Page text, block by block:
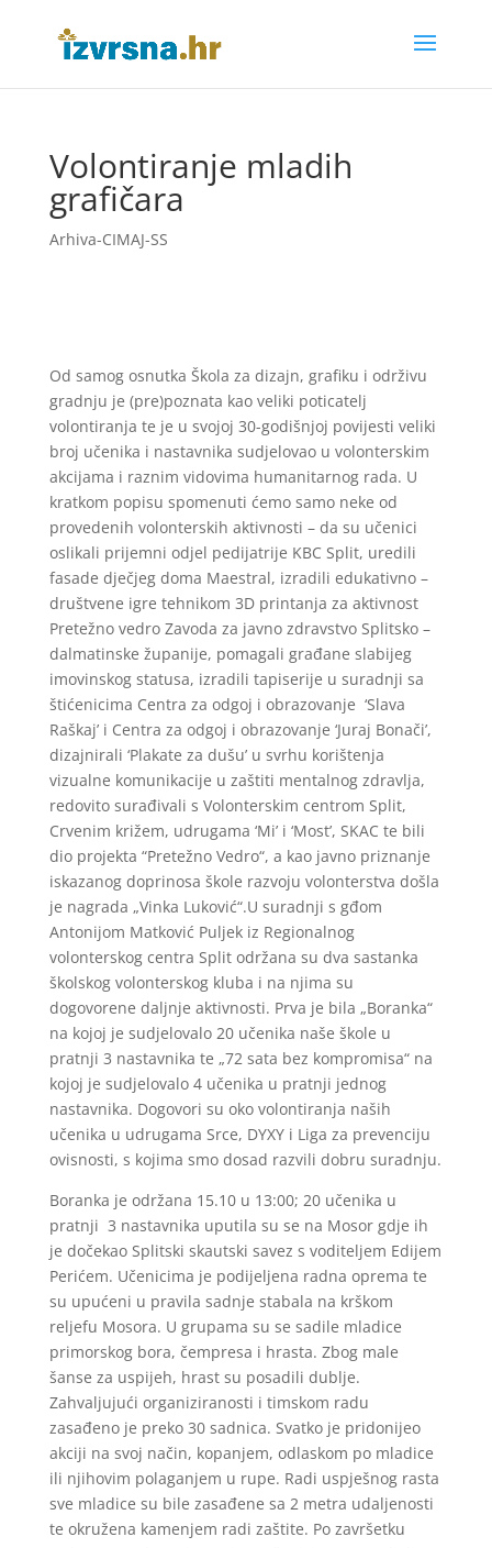
Volontiranje mladih
grafičara
Arhiva-CIMAJ-SS
Od samog osnutka Škola za dizajn, grafiku i održivu
gradnju je (pre)poznata kao veliki poticatelj
volontiranja te je u svojoj 30-godišnjoj povijesti veliki
broj učenika i nastavnika sudjelovao u volonterskim
akcijama i raznim vidovima humanitarnog rada. U
kratkom popisu spomenuti ćemo samo neke od
provedenih volonterskih aktivnosti – da su učenici
oslikali prijemni odjel pedijatrije KBC Split, uredili
fasade dječjeg doma Maestral, izradili edukativno –
društvene igre tehnikom 3D printanja za aktivnost
Pretežno vedro Zavoda za javno zdravstvo Splitsko –
dalmatinske županije, pomagali građane slabijeg
imovinskog statusa, izradili tapiserije u suradnji sa
štićenicima Centra za odgoj i obrazovanje ‘Slava
Raškaj’ i Centra za odgoj i obrazovanje ‘Juraj Bonači’,
dizajnirali ‘Plakate za dušu’ u svrhu korištenja
vizualne komunikacije u zaštiti mentalnog zdravlja,
redovito surađivali s Volonterskim centrom Split,
Crvenim križem, udrugama ‘Mi’ i ‘Most’, SKAC te bili
dio projekta “Pretežno Vedro“, a kao javno priznanje
iskazanog doprinosa škole razvoju volonterstva došla
je nagrada „Vinka Luković“.U suradnji s gđom
Antonijom Matković Puljek iz Regionalnog
volonterskog centra Split održana su dva sastanka
školskog volonterskog kluba i na njima su
dogovorene daljnje aktivnosti. Prva je bila „Boranka“
na kojoj je sudjelovalo 20 učenika naše škole u
pratnji 3 nastavnika te „72 sata bez kompromisa“ na
kojoj je sudjelovalo 4 učenika u pratnji jednog
nastavnika. Dogovori su oko volontiranja naših
učenika u udrugama Srce, DYXY i Liga za prevenciju
ovisnosti, s kojima smo dosad razvili dobru suradnju.
Boranka je održana 15.10 u 13:00; 20 učenika u
pratnji 3 nastavnika uputila su se na Mosor gdje ih
je dočekao Splitski skautski savez s voditeljem Edijem
Perićem. Učenicima je podijeljena radna oprema te
su upućeni u pravila sadnje stabala na krškom
reljefu Mosora. U grupama su se sadile mladice
primorskog bora, čempresa i hrasta. Zbog male
šanse za uspijeh, hrast su posadili dublje.
Zahvaljujući organiziranosti i timskom radu
zasađeno je preko 30 sadnica. Svatko je pridonijeo
akciji na svoj način, kopanjem, odlaskom po mladice
ili njihovim polaganjem u rupe. Radi uspješnog rasta
sve mladice su bile zasađene sa 2 metra udaljenosti
te okružena kamenjem radi zaštite. Po završetku